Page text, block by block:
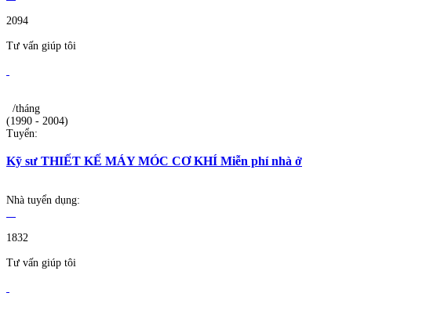
2094
Tư vấn giúp tôi
/tháng
(1990 - 2004)
Tuyển:
Kỹ sư THIẾT KẾ MÁY MÓC CƠ KHÍ Miễn phí nhà ở
Nhà tuyển dụng:
1832
Tư vấn giúp tôi